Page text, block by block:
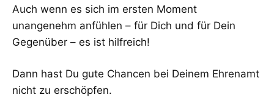
Auch wenn es sich im ersten Moment
unangenehm anfühlen – für Dich und für Dein
Gegenüber – es ist hilfreich!
Dann hast Du gute Chancen bei Deinem Ehrenamt
nicht zu erschöpfen.